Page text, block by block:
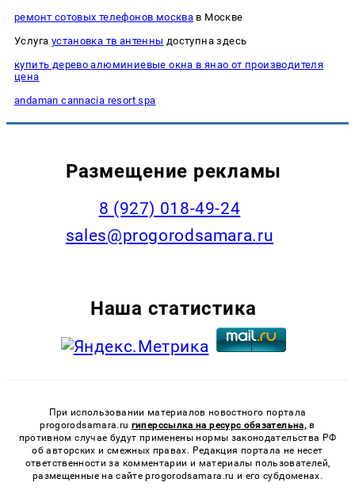
ремонт сотовых телефонов москва в Москве
Услуга установка тв антенны доступна здесь
купить дерево алюминиевые окна в янао от производителя
цена
andaman cannacia resort spa
Размещение рекламы
8 (927) 018-49-24
sales@progorodsamara.ru
Наша статистика
При использовании материалов новостного портала
progorodsamara.ru гиперссылка на ресурс обязательна, в
противном случае будут применены нормы законодательства РФ
об авторских и смежных правах. Редакция портала не несет
ответственности за комментарии и материалы пользователей,
размещенные на сайте progorodsamara.ru и его субдоменах.